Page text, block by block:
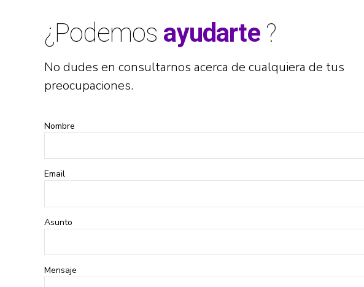
¿Podemos ayudarte?
No dudes en consultarnos acerca de cualquiera de tus
preocupaciones.
Nombre
Email
Asunto
Mensaje